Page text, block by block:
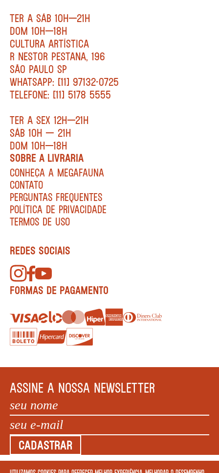
TER A SÁB 10H—21H
DOM 10H—18H
CULTURA ARTÍSTICA
R NESTOR PESTANA, 196
SÃO PAULO SP
WHATSAPP: [11] 97132-0725
TELEFONE: [11] 5178 5555
TER A SEX 12H—21H
SÁB 10H — 21H
DOM 10H—18H
SOBRE A LIVRARIA
CONHEÇA A MEGAFAUNA
CONTATO
PERGUNTAS FREQUENTES
POLÍTICA DE PRIVACIDADE
TERMOS DE USO
REDES SOCIAIS
FORMAS DE PAGAMENTO
ASSINE A NOSSA NEWSLETTER
CADASTRAR